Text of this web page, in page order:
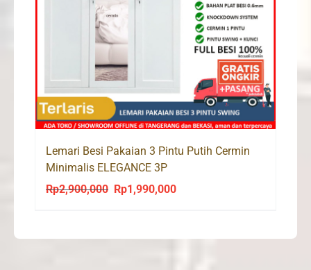
Lemari Besi Pakaian 3 Pintu Putih Cermin
Minimalis ELEGANCE 3P
Rp2,900,000
Original
Rp1,990,000Current